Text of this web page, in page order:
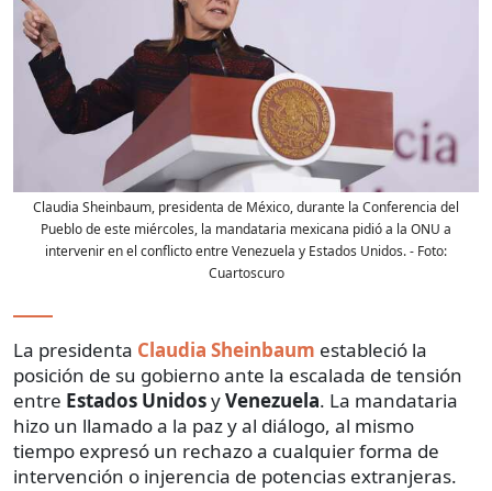
Claudia Sheinbaum, presidenta de México, durante la Conferencia del
Pueblo de este miércoles, la mandataria mexicana pidió a la ONU a
intervenir en el conflicto entre Venezuela y Estados Unidos.- Foto:
Cuartoscuro
La presidenta Claudia Sheinbaum estableció la
posición de su gobierno ante la escalada de tensión
entre Estados UnidosyVenezuela. La mandataria
hizo un llamado a la paz y al diálogo, al mismo
tiempo expresó un rechazo a cualquier forma de
intervención o injerencia de potencias extranjeras.